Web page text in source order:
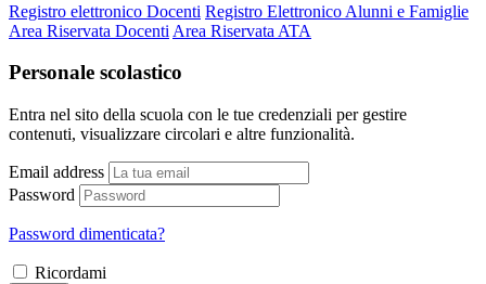
Registro elettronico Docenti Registro Elettronico Alunni e Famiglie
Area Riservata Docenti Area Riservata ATA
Personale scolastico
Entra nel sito della scuola con le tue credenziali per gestire
contenuti, visualizzare circolari e altre funzionalità.
Email address
Password
Password dimenticata?
Ricordami